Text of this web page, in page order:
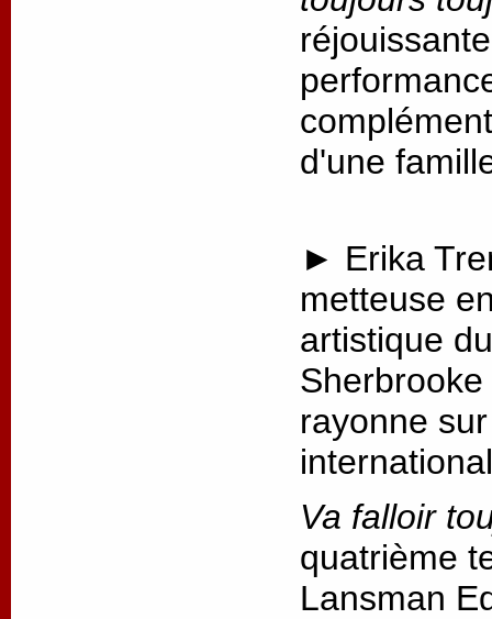
d'une
► Erika
metteuse
artistique
rayonne
Va falloir
quatrième
Lansman